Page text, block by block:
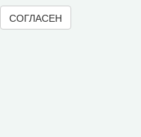
СОГЛАСЕН